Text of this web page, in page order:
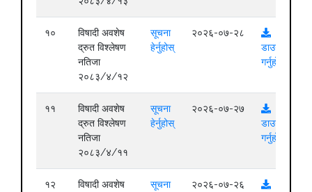
१०
विषादी अवशेष
द्रुत विश्लेषण
नतिजा
२०८३/४/१२
सूचना
हेर्नुहोस्
२०२६-०७-२८
डाउनलोड
गर्नुहोस्
११
विषादी अवशेष
द्रुत विश्लेषण
नतिजा
२०८३/४/११
सूचना
हेर्नुहोस्
२०२६-०७-२७
डाउनलोड
गर्नुहोस्
१२
विषादी अवशेष
सूचना
२०२६-०७-२६